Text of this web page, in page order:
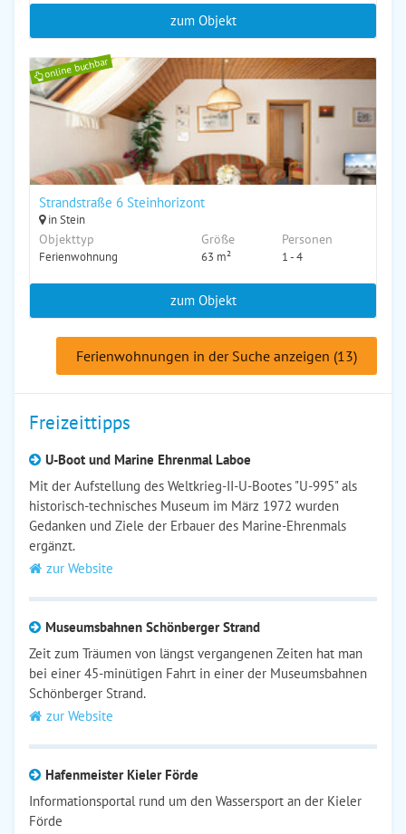
zum Objekt
online buchbar
Strandstraße 6 Steinhorizont
in Stein
Objekttyp
Ferienwohnung
Größe
63 m²
Personen
1 - 4
zum Objekt
Ferienwohnungen in der Suche anzeigen (13)
Freizeittipps
U-Boot und Marine Ehrenmal Laboe
Mit der Aufstellung des Weltkrieg-II-U-Bootes "U-995" als
historisch-technisches Museum im März 1972 wurden
Gedanken und Ziele der Erbauer des Marine-Ehrenmals
ergänzt.
zur Website
Museumsbahnen Schönberger Strand
Zeit zum Träumen von längst vergangenen Zeiten hat man
bei einer 45-minütigen Fahrt in einer der Museumsbahnen
Schönberger Strand.
zur Website
Hafenmeister Kieler Förde
Informationsportal rund um den Wassersport an der Kieler
Förde